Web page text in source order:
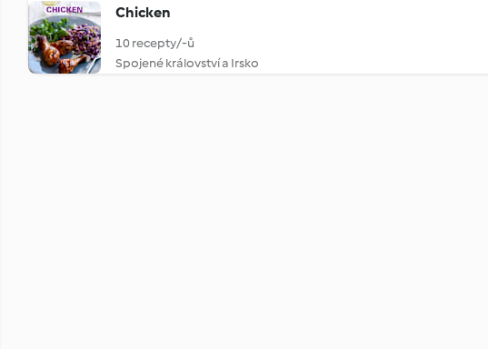
Chicken
10 recepty/-ů
Spojené království a Irsko